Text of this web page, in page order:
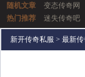
随机文章
变态传奇网
热门推荐
迷失传奇吧
新开传奇私服 > 最新